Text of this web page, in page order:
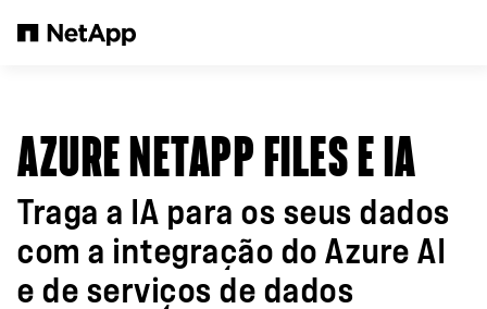
AZURE NETAPP FILES E IA
Traga a IA para os seus dados
com a integração do Azure AI
e de serviços de dados